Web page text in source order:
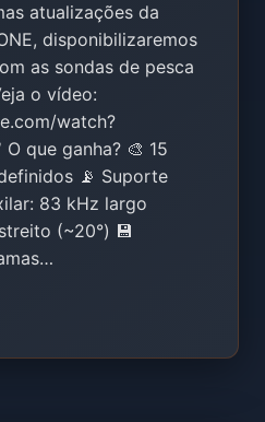
atualizações da
disponibilizaremos
as sondas de pesca
o vídeo:
watch?
que ganha? 🎨 15
📡 Suporte
83 kHz largo
(~20°) 💾